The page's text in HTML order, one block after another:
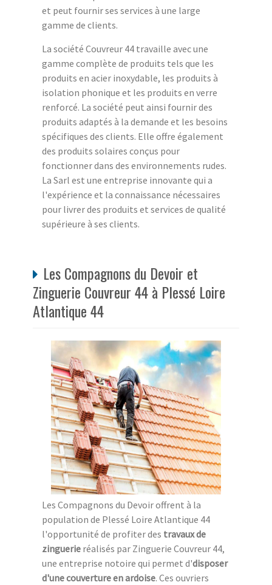
et peut fournir ses services à une large
gamme de clients.
La société Couvreur 44 travaille avec une
gamme complète de produits tels que les
produits en acier inoxydable, les produits à
isolation phonique et les produits en verre
renforcé. La société peut ainsi fournir des
produits adaptés à la demande et les besoins
spécifiques des clients. Elle offre également
des produits solaires conçus pour
fonctionner dans des environnements rudes.
La Sarl est une entreprise innovante qui a
l'expérience et la connaissance nécessaires
pour livrer des produits et services de qualité
supérieure à ses clients.
Les Compagnons du Devoir et
Zinguerie Couvreur 44 à Plessé Loire
Atlantique 44
Les Compagnons du Devoir offrent à la
population de Plessé Loire Atlantique 44
l'opportunité de profiter des travaux de
zinguerie réalisés par Zinguerie Couvreur 44,
une entreprise notoire qui permet d'disposer
d'une couverture en ardoise. Ces ouvriers